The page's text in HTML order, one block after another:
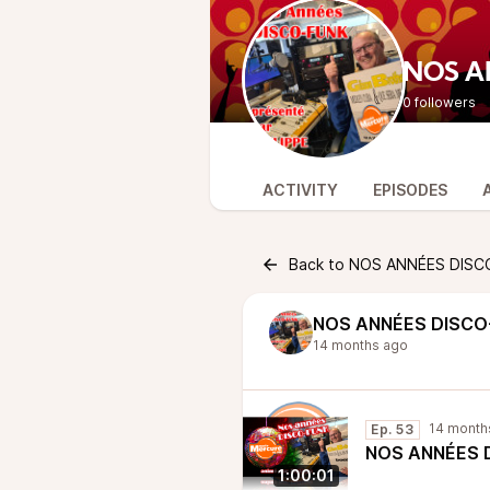
NOS
0 followers
ACTIVITY EPISODES
Back to NOS ANNÉES
NOS ANNÉES
14 months ago
1:00:01
Ep. 53 14
NOS ANNÉES